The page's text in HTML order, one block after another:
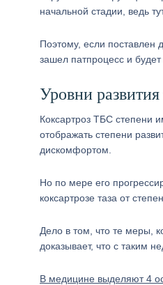
начальной стадии, ведь
Поэтому, если поставлен
зашел патпроцесс и
Уровни
Коксартроз ТБС степени
отображать степени
дискомфортом.
Но по мере его
коксартрозе таза от
Дело в том, что те меры,
доказывает, что с таким
В медицине выделяют 4